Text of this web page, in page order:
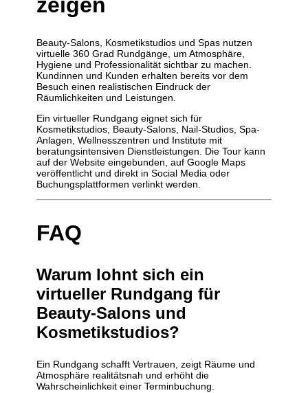
Beauty-Salons, Kosmetikstudios und Spas nutzen
virtuelle 360 Grad Rundgänge, um Atmosphäre,
Hygiene und Professionalität sichtbar zu machen.
Kundinnen und Kunden erhalten bereits vor dem
Besuch einen realistischen Eindruck der
Räumlichkeiten und Leistungen.
Ein virtueller Rundgang eignet sich für
Kosmetikstudios, Beauty-Salons, Nail-Studios, Spa-
Anlagen, Wellnesszentren und Institute mit
beratungsintensiven Dienstleistungen. Die Tour kann
auf der Website eingebunden, auf Google Maps
veröffentlicht und direkt in Social Media oder
Buchungsplattformen verlinkt werden.
FAQ
Warum lohnt sich ein
virtueller Rundgang für
Beauty-Salons und
Kosmetikstudios?
Ein Rundgang schafft Vertrauen, zeigt Räume und
Atmosphäre realitätsnah und erhöht die
Wahrscheinlichkeit einer Terminbuchung.